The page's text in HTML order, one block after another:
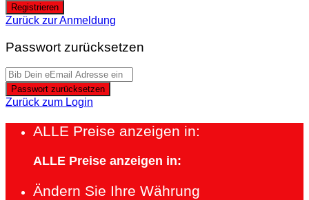
Registrieren
Zurück zur Anmeldung
Passwort zurücksetzen
Passwort zurücksetzen
Zurück zum Login
ALLE Preise anzeigen in:
ALLE Preise anzeigen in:
Ändern Sie Ihre Währung